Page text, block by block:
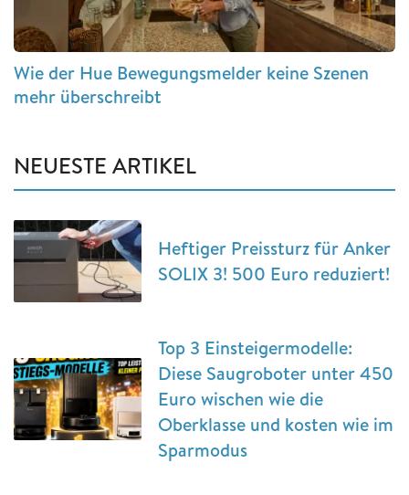
Wie der Hue Bewegungsmelder keine Szenen
mehr überschreibt
NEUESTE ARTIKEL
Heftiger Preissturz für Anker
SOLIX 3! 500 Euro reduziert!
Top 3 Einsteigermodelle:
Diese Saugroboter unter 450
Euro wischen wie die
Oberklasse und kosten wie im
Sparmodus